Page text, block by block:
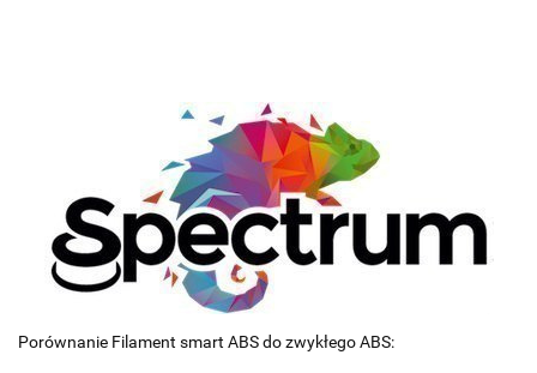
Porównanie Filament smart ABS do zwykłego ABS: